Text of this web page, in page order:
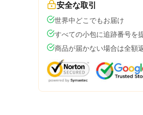
安全な取引
世界中どこでもお届け
すべての小包に追跡番号を
商品が届かない場合は全額